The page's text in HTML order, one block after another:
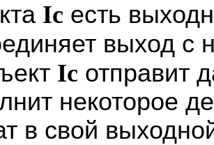
Ic есть
выход с
Ic отправит
некоторое
в свой